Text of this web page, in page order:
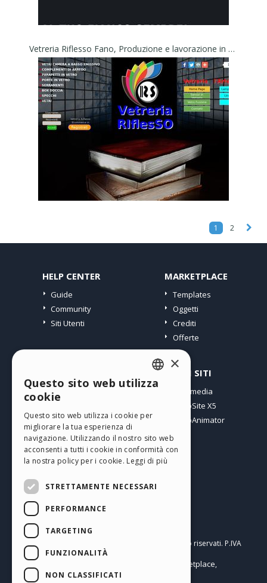
Vetreria Riflesso Fano, Produzione e lavorazione in vetro, Pesaro - Vetreria Riflesso Fano
1 2
HELP CENTER
Guide
Community
Siti Utenti
MARKETPLACE
Templates
Oggetti
Crediti
Offerte
I miei post
I miei Download
Spazio Web
I miei Crediti
ALTRI SITI
Incomedia
WebSite X5
WebAnimator
Italiano
Copyright © 2026
Tutti i diritti sono riservati. P.IVA
IT07514640015
Help Center / Marketplace,
Templates,Objects|Privacy Policy
ENGLISH
SPANISH
PORTUGUESE
POLISH
×
Questo sito web utilizza
cookie
Questo sito web utilizza i cookie per
migliorare la tua esperienza di
navigazione. Utilizzando il nostro sito web
acconsenti a tutti i cookie in conformità con
la nostra policy per i cookie. Leggi di più
STRETTAMENTE NECESSARI
PERFORMANCE
TARGETING
FUNZIONALITÀ
NON CLASSIFICATI